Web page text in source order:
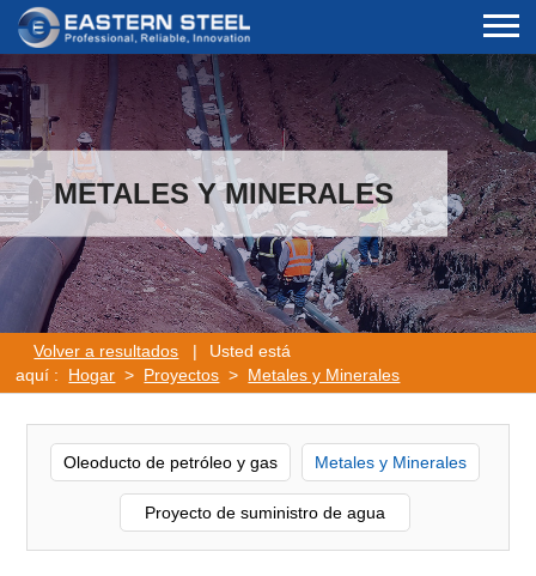
METALES Y MINERALES
Volver a resultados |
Usted está
aquí : Hogar > Proyectos > Metales y Minerales
Oleoducto de petróleo y gas Metales y Minerales
Proyecto de suministro de agua